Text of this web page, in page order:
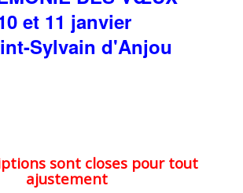
et 11 janvier
Sylvain d'Anjou
sont closes pour tout
ajustement